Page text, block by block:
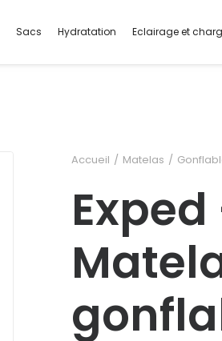
Sacs Hydratation Eclairage et
Accueil Matelas
Exped